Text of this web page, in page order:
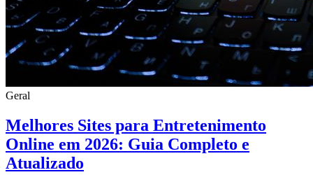
Geral
Melhores Sites para Entretenimento
Online em 2026: Guia Completo e
Atualizado